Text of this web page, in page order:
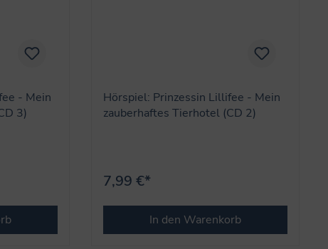
- Mein
3)
Hörspiel: Prinzessin Lillifee - Mein
zauberhaftes Tierhotel (CD 2)
7,99 €*
In den Warenkorb